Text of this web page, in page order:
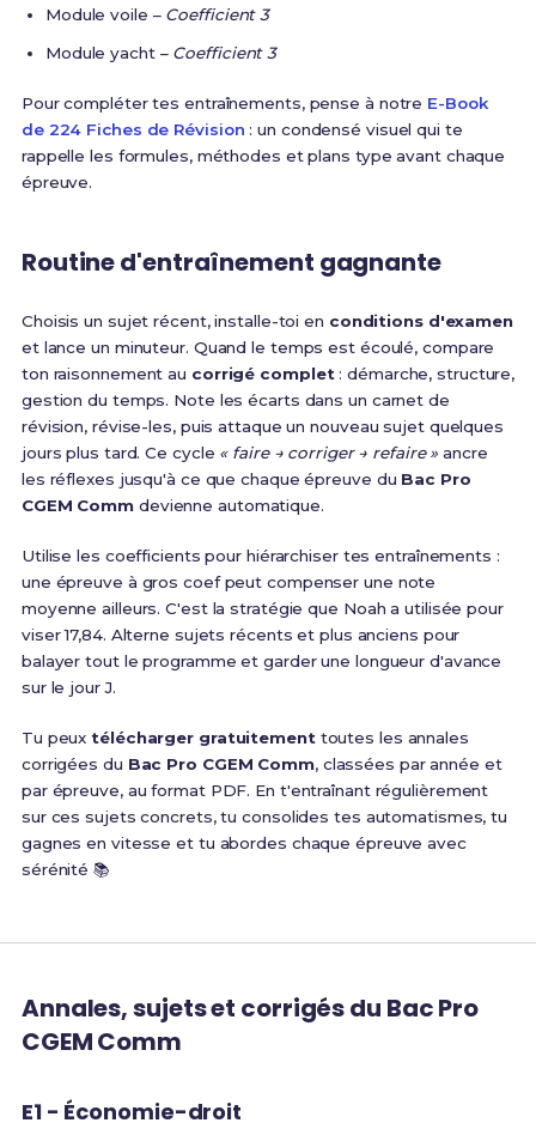
Module voile – Coefficient 3
Module yacht – Coefficient 3
Pour compléter tes entraînements, pense à notre E-Book
de 224 Fiches de Révision : un condensé visuel qui te
rappelle les formules, méthodes et plans type avant chaque
épreuve.
Routine d'entraînement gagnante
Choisis un sujet récent, installe-toi en conditions d'examen
et lance un minuteur. Quand le temps est écoulé, compare
ton raisonnement au corrigé complet : démarche, structure,
gestion du temps. Note les écarts dans un carnet de
révision, révise-les, puis attaque un nouveau sujet quelques
jours plus tard. Ce cycle « faire → corriger → refaire » ancre
les réflexes jusqu'à ce que chaque épreuve du Bac Pro
CGEM Comm devienne automatique.
Utilise les coefficients pour hiérarchiser tes entraînements :
une épreuve à gros coef peut compenser une note
moyenne ailleurs. C'est la stratégie que Noah a utilisée pour
viser 17,84. Alterne sujets récents et plus anciens pour
balayer tout le programme et garder une longueur d'avance
sur le jour J.
Tu peuxtélécharger gratuitement toutes les annales
corrigées du Bac Pro CGEM Comm, classées par année et
par épreuve, au format PDF. En t'entraînant régulièrement
sur ces sujets concrets, tu consolides tes automatismes, tu
gagnes en vitesse et tu abordes chaque épreuve avec
sérénité 📚
Annales, sujets et corrigés du Bac Pro
CGEM Comm
E1 - Économie-droit